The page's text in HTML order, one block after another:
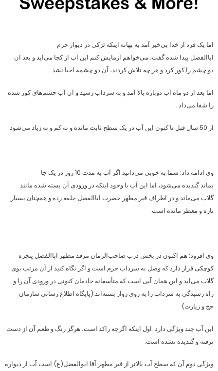
اما یک فرد از خدا بی‌خبر آمد به بهانه اینکه تَرَکی در دیوار حرم
اباالفضل پیدا شده گفت، می‌خواهم آزمایش کنم این آب از کجا می‌آید و بعد آن
دو چشم را کور کرد و هر چه تلاش کردند، آن دو چشمه احیا نشد.
اما بعد از دو ماه آب دوباره بالا آمد و به سرداب رسید و آن آب چشم‌های کور شده
را شفا می‌داد .
از 50 سال قبل تا کنون این آب در یک سطح ثابت مانده و نه کم و نه زیاد می‌شود.
وی ادامه داد: شما به خوبی می‌دانید اگر آب به مدت 10 روز در یک جا
بماند گندیده می‌شود، اما این آب با وجود اینکه در ورودی آن بسته شده مانند
گلاب می‌ماند و در اطراف قبر مطهر حضرت اباالفضل حلقه زده و همچنان بسیار
تازه و معطر مانده است.
وی افزود: هم اکنون در بخش درب صاحب‌الزمان مرقد مطهر اباالفضل پنجره
کوچکی قرار دارد که وصل به سرداب حرم است و اگر نگاه کنید از آن مرتب بوی
گلاب می‌اید و این همان آبی است که متأسفانه خادمان کنونی در ورودی آن را و
راه رسیدگی به سرداب را به روی زوار بسته‌اند.(پایگاه اطلاع رسانی سازمان
حج و زیارت)
این آب چند ویژگی دارد. اول اینکه اگرچه راکد است، هرگز رنگ و طعم آن از دست
نرفته و گندیده نشده است.
ویژگی دوم آن که سطح آب بالاتر از قبر مطهر آقا ابوالفضل(ع) است آب از دیواره